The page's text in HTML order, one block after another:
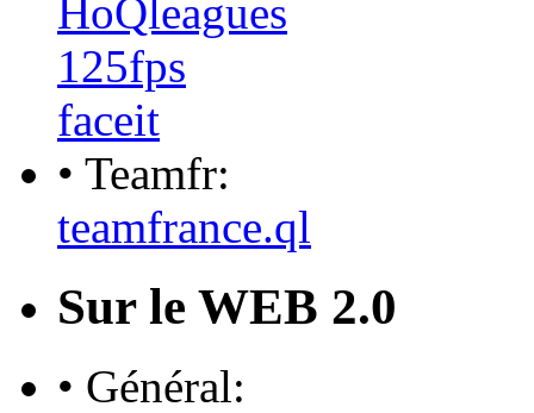
HoQleagues
125fps
faceit
• Teamfr:
teamfrance.ql
Sur le WEB 2.0
• Général: